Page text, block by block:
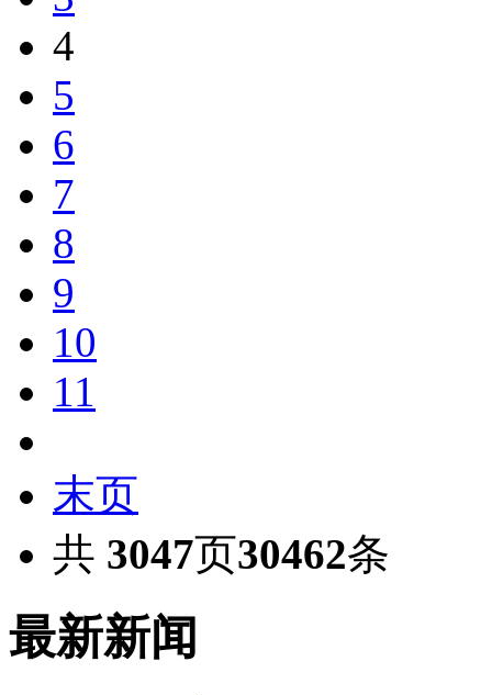
4
5
6
7
8
9
10
11
末页
共 3047页30462条
最新新闻